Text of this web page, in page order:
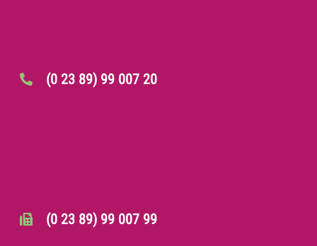
(0 23 89) 99 007 20
(0 23 89) 99 007 99